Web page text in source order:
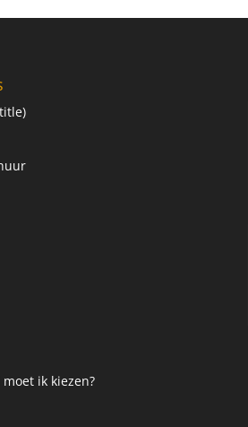
ik kiezen?